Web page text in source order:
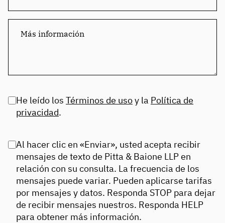
He leído los Términos de usoy la Política de
privacidad.
Al hacer clic en «Enviar», usted acepta recibir
mensajes de texto de Pitta & Baione LLP en
relación con su consulta. La frecuencia de los
mensajes puede variar. Pueden aplicarse tarifas
por mensajes y datos. Responda STOP para dejar
de recibir mensajes nuestros. Responda HELP
para obtener más información.